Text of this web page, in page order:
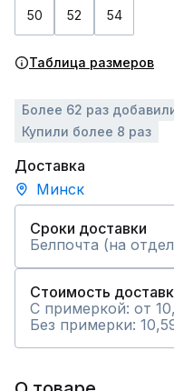
50 52 54
Таблица размеров
Более 62 раз
Купили более 8 раз
Доставка
Минск
Сроки доставки
Белпочта (на
Стоимость
С примеркой: от
Без примерки: